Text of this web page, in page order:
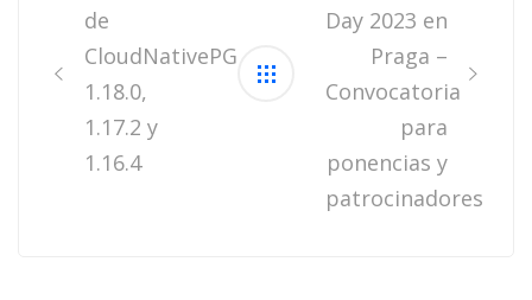
de
CloudNativePG
1.18.0,
1.17.2 y
1.16.4
Day 2023 en
Praga –
Convocatoria
para
ponencias y
patrocinadores